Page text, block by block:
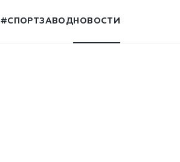
#СПОРТЗАВОДНОВОСТИ